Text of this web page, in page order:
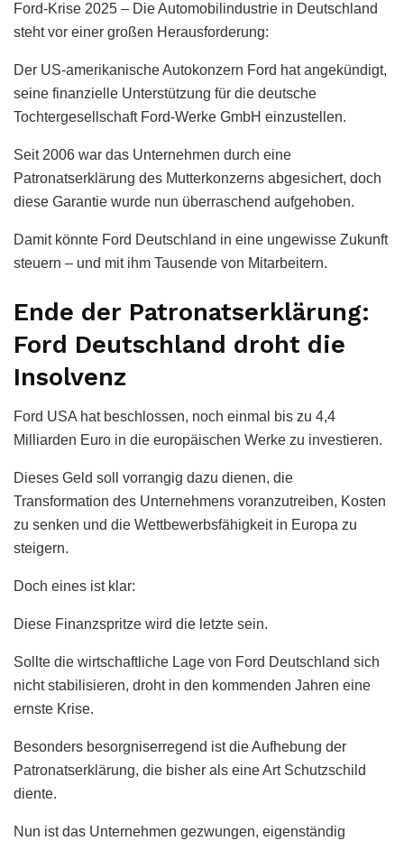
Ford-Krise 2025 – Die Automobilindustrie in Deutschland
steht vor einer großen Herausforderung:
Der US-amerikanische Autokonzern Ford hat angekündigt,
seine finanzielle Unterstützung für die deutsche
Tochtergesellschaft Ford-Werke GmbH einzustellen.
Seit 2006 war das Unternehmen durch eine
Patronatserklärung des Mutterkonzerns abgesichert, doch
diese Garantie wurde nun überraschend aufgehoben.
Damit könnte Ford Deutschland in eine ungewisse Zukunft
steuern – und mit ihm Tausende von Mitarbeitern.
Ende der Patronatserklärung:
Ford Deutschland droht die
Insolvenz
Ford USA hat beschlossen, noch einmal bis zu 4,4
Milliarden Euro in die europäischen Werke zu investieren.
Dieses Geld soll vorrangig dazu dienen, die
Transformation des Unternehmens voranzutreiben, Kosten
zu senken und die Wettbewerbsfähigkeit in Europa zu
steigern.
Doch eines ist klar:
Diese Finanzspritze wird die letzte sein.
Sollte die wirtschaftliche Lage von Ford Deutschland sich
nicht stabilisieren, droht in den kommenden Jahren eine
ernste Krise.
Besonders besorgniserregend ist die Aufhebung der
Patronatserklärung, die bisher als eine Art Schutzschild
diente.
Nun ist das Unternehmen gezwungen, eigenständig